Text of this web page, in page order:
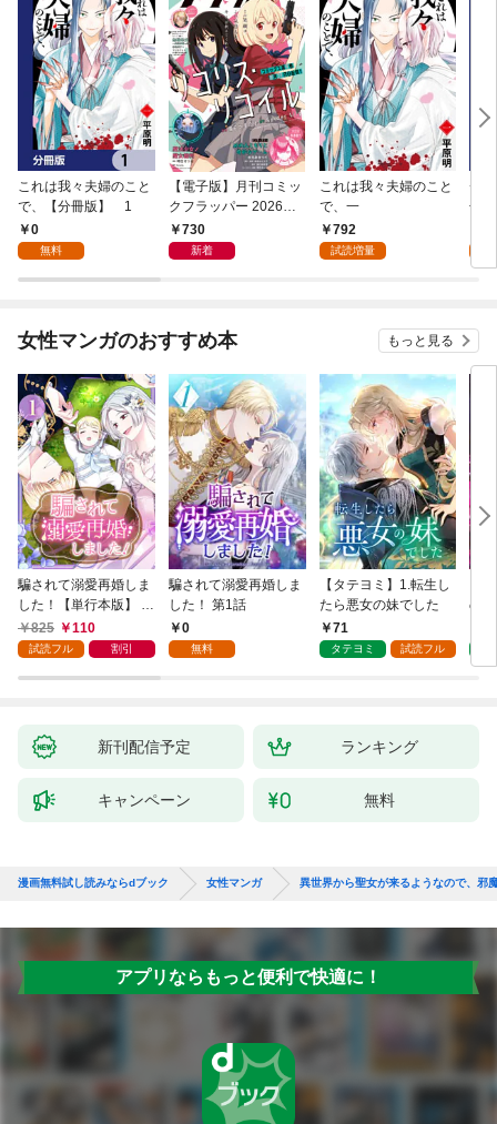
これは我々夫婦のこと
で、【分冊版】 1
0
無料
【電子版】月刊コミッ
クフラッパー 2026年9
月号730
新着
これは我々夫婦のこと
で、一
792
試読増量
チ
冊
女性マンガのおすすめ本 もっと見る
騙されて溺愛再婚しま
した！【単行本版】 1
巻825 110
試読フル 割引
騙されて溺愛再婚しま
した！ 第1話
0
無料
【タテヨミ】1.転生し
たら悪女の妹でした
71
タテヨミ 試読フル
の
新刊配信予定 ランキング
キャンペーン 無料
漫画無料試し読みならdブック 女性マンガ 異世界から聖女が来るようなので、邪
アプリならもっと便利で快適に！